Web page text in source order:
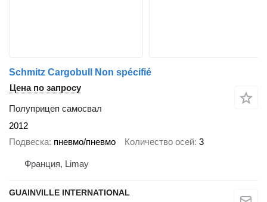
Schmitz Cargobull Non spécifié
Цена по запросу
Полуприцеп самосвал
2012
Подвеска пневмо/пневмо Количество осей 3
Франция, Limay
GUAINVILLE INTERNATIONAL